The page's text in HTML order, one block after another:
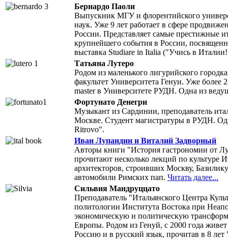
Бернардо Паоли
Выпускник МГУ и флорентийского
наук. Уже 9 лет работает в сфере
России. Представляет самые престижные
крупнейшего события в России,
выставка Studiare in Italia ("Учись в
Татьяна Лутеро
Родом из маленького лигурийского
факультет Университета Генуи. Уже более
master в Университете РУДН. Одна из
Фортунато Денегри
Музыкант из Сардинии, преподаватель
Москве. Студент магистратуры в РУДН.
Ritrovo".
Иван Лупандин и Виталий Задворный
Авторы книги "История гастрономии от
прочитают несколько лекций по культуре
архитекторов, строивших Москву,
автомобили Римских пап. Читать далее...
Сильвия Мандруццато
Преподаватель "Итальянского Центра
политологии Института Востока при
экономическую и политическую
Европы. Родом из Генуй, с 2000 года
Россию и в русский язык, прочитав в 8